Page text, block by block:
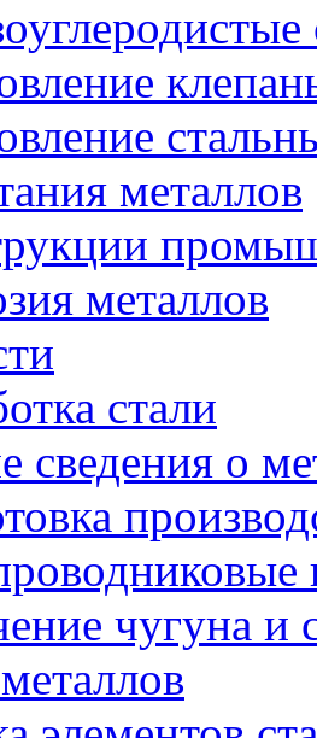
металлов
металлов
стали
сведения о
чугуна и